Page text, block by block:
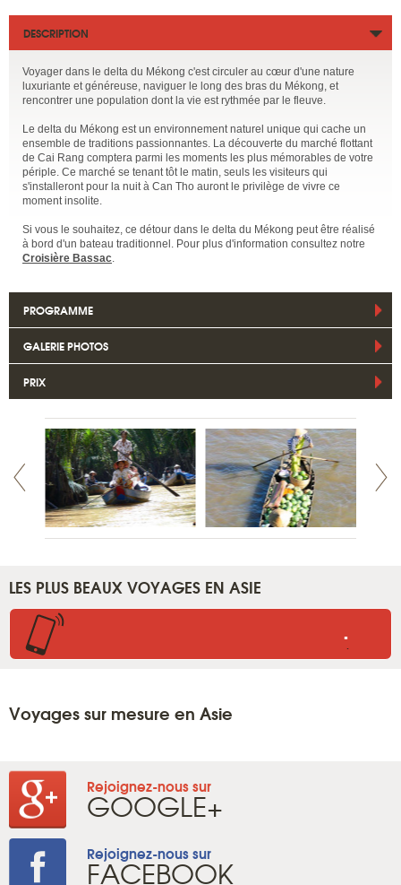
DESCRIPTION
Voyager dans le delta du Mékong c'est circuler au cœur d'une nature
luxuriante et généreuse, naviguer le long des bras du Mékong, et
rencontrer une population dont la vie est rythmée par le fleuve.
Le delta du Mékong est un environnement naturel unique qui cache un
ensemble de traditions passionnantes. La découverte du marché flottant
de Cai Rang comptera parmi les moments les plus mémorables de votre
périple. Ce marché se tenant tôt le matin, seuls les visiteurs qui
s'installeront pour la nuit à Can Tho auront le privilège de vivre ce
moment insolite.
Si vous le souhaitez, ce détour dans le delta du Mékong peut être réalisé
à bord d'un bateau traditionnel. Pour plus d'information consultez notre
Croisière Bassac
PROGRAMME
GALERIE PHOTOS
PRIX
LES PLUS BEAUX VOYAGES EN ASIE
..
Voyages sur mesure en Asie
Rejoignez-nous sur
GOOGLE+
Rejoignez-nous sur
FACEBOOK